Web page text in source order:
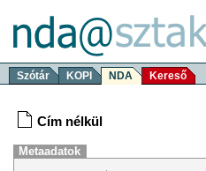
Szótár KOPI NDA Kereső
Cím nélkül
Metaadatok